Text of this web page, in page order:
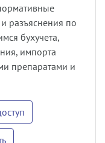
разъяснения по
бухучета,
импорта
препаратами и